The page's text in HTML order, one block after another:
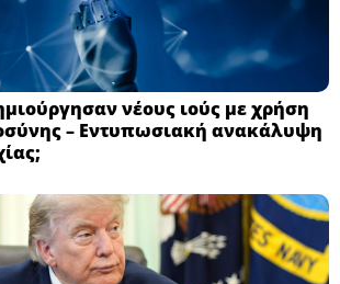
νέους ιούς με χρήση
– Εντυπωσιακή ανακάλυψη